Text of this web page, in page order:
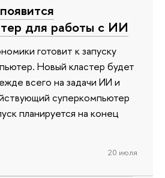
для работы с ИИ
готовит к запуску
Новый кластер будет
всего на задачи ИИ и
суперкомпьютер
планируется на конец
20 июля